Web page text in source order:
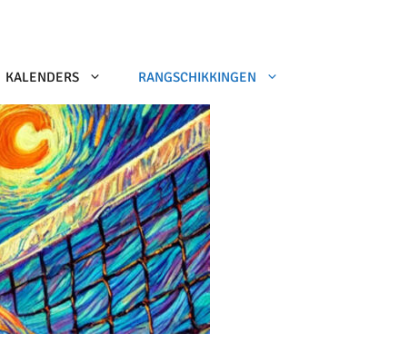
KALENDERS RANGSCHIKKINGEN